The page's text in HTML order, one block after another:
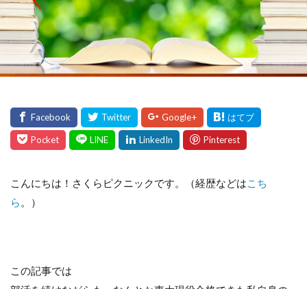
こんにちは！さくらピクニックです。（経歴などはこち
ら 。）
この記事では